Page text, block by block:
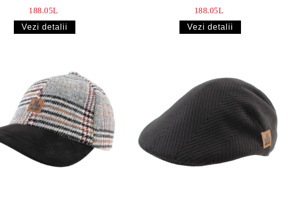
188.05L
Vezi detalii
188.05L
Vezi detalii